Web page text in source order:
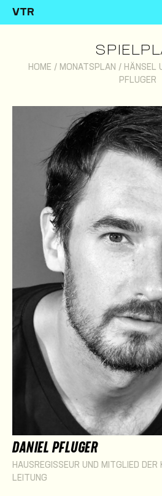
VTR
HOME / MONATSPLAN / HÄNSEL
PFLUGER
DANIEL PFLUGER
HAUSREGISSEUR UND MITGLIED DER
LEITUNG